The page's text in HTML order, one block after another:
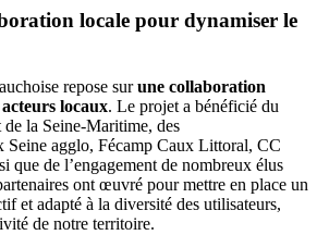
locale pour dynamiser le
repose surune collaboration
locaux. Le projet a bénéficié du
la Seine-Maritime, des
Seine agglo, Fécamp Caux Littoral, CC
que de l’engagement de nombreux élus
ont œuvré pour mettre en place un
et adapté à la diversité des utilisateurs,
de notre territoire.